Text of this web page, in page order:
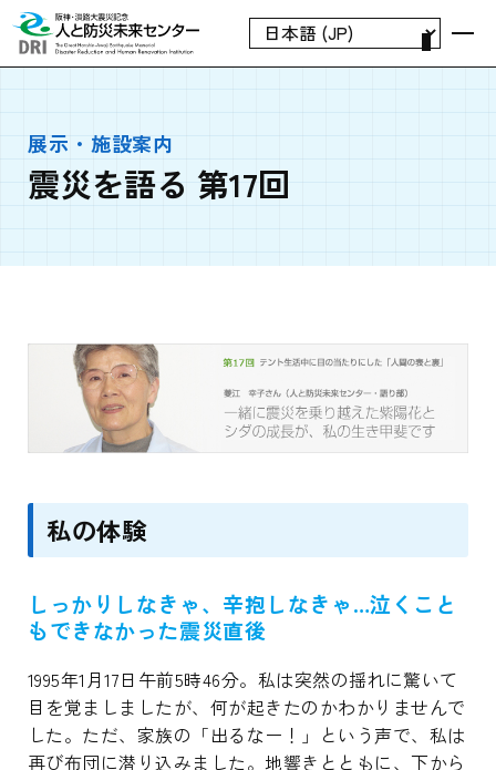
展示・施設案内
震災を語る 第17回
私の体験
しっかりしなきゃ、辛抱しなきゃ…泣くこと
もできなかった震災直後
1995年1月17日午前5時46分。私は突然の揺れに驚いて
目を覚ましましたが、何が起きたのかわかりませんで
した。ただ、家族の「出るなー！」という声で、私は
再び布団に潜り込みました。地響きとともに、下から